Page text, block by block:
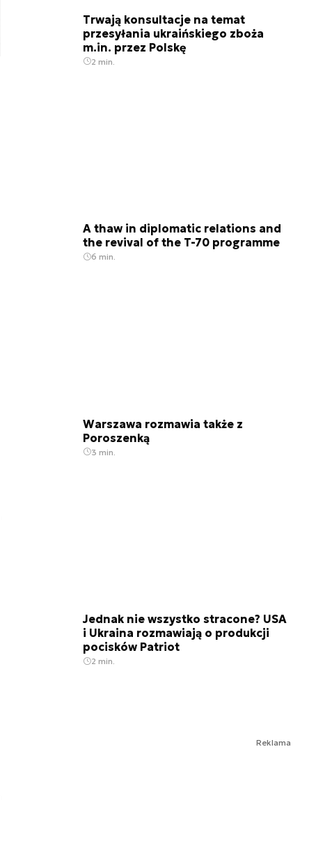
Trwają konsultacje na temat
przesyłania ukraińskiego zboża
m.in. przez Polskę
2 min.
A thaw in diplomatic relations and
the revival of the T-70 programme
6 min.
Warszawa rozmawia także z
Poroszenką
3 min.
Jednak nie wszystko stracone? USA
i Ukraina rozmawiają o produkcji
pocisków Patriot
2 min.
Reklama